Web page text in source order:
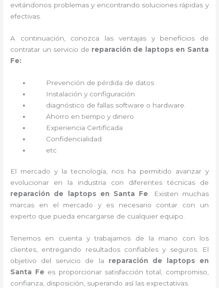
evitándonos problemas y encontrando soluciones rápidas y
efectivas.
A continuación, conozca las ventajas y beneficios de
contratar un servicio de reparación de laptops en Santa
Fe:
Prevención de pérdida de datos
Instalación y configuración
diagnóstico de fallas software o hardware
Ahorro en tiempo y dinero
Experiencia Certificada
Confidencialidad
etc
El mercado y la tecnología, nos ha permitido avanzar y
evolucionar en la industria con diferentes técnicas de
reparación de laptops en Santa Fe . Existen muchas
marcas en el mercado y es necesario contar con un
experto que pueda encargarse de cualquier equipo.
Tenemos en cuenta y trabajamos de la mano con los
clientes, entregando resultados confiables y seguros. El
objetivo del servicio de la reparación de laptops en
Santa Fe es proporcionar satisfacción total, compromiso,
confianza, disposición, superando así las expectativas.